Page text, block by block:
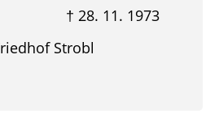
28. 11. 1973
Strobl